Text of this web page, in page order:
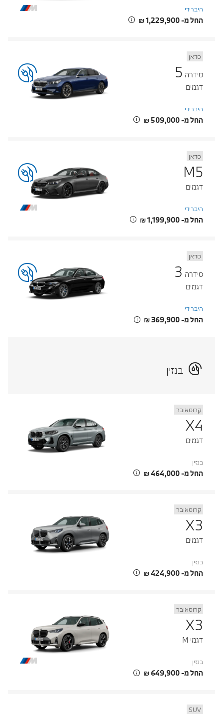
היברידי
החל מ- ‏1,229,900 ‏₪
סדאן
סידרה5
דגמים
היברידי
החל מ- ‏509,000 ‏₪
סדאן
M5
דגמים
היברידי
החל מ- ‏1,199,900 ‏₪
סדאן
סידרה3
דגמים
היברידי
החל מ- ‏369,900 ‏₪
בנזין
קרוסאובר
X4
דגמים
בנזין
החל מ- ‏464,000 ‏₪
קרוסאובר
X3
דגמים
בנזין
החל מ- ‏424,900 ‏₪
קרוסאובר
X3
דגמי M
בנזין
החל מ- ‏649,900 ‏₪
SUV